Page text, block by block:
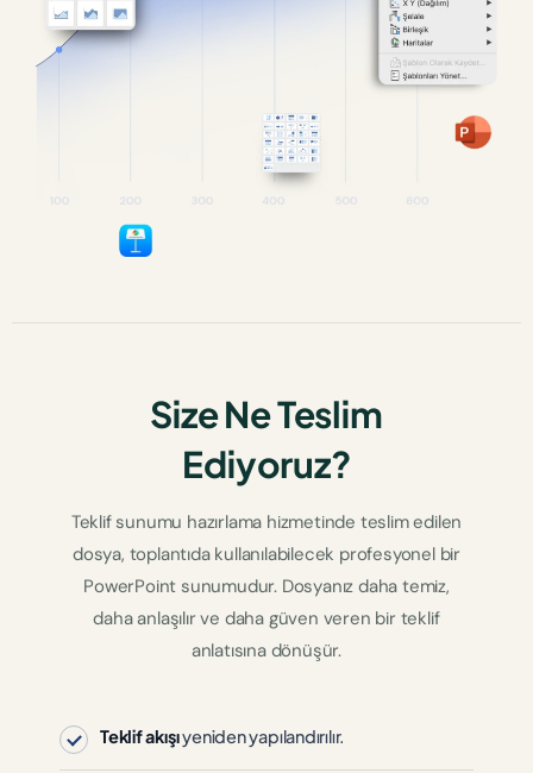
Size Ne Teslim
Ediyoruz?
Teklif sunumu hazırlama hizmetinde teslim edilen
dosya, toplantıda kullanılabilecek profesyonel bir
PowerPoint sunumudur. Dosyanız daha temiz,
daha anlaşılır ve daha güven veren bir teklif
anlatısına dönüşür.
Teklif akışıyeniden yapılandırılır.